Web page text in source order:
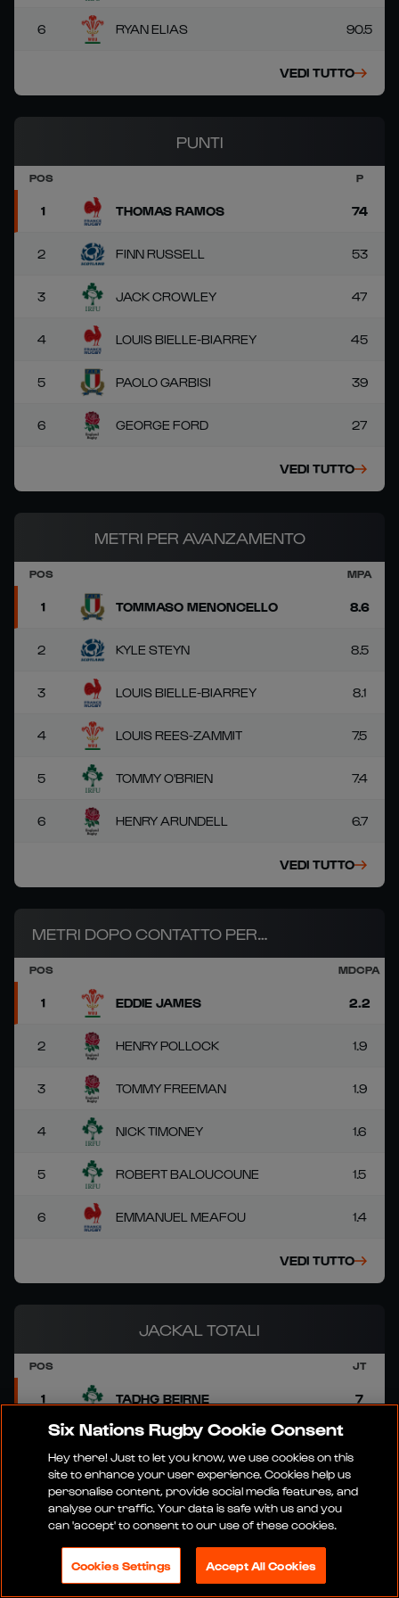
6 RYAN ELIAS 90.5
VEDI TUTTO
PUNTI
POS P
1 THOMAS RAMOS 74
2 FINN RUSSELL 53
3 JACK CROWLEY 47
4 LOUIS BIELLE-BIARREY 45
5 PAOLO GARBISI 39
6 GEORGE FORD 27
VEDI TUTTO
METRI PER AVANZAMENTO
POS MPA
1 TOMMASO MENONCELLO 8.6
2 KYLE STEYN 8.5
3 LOUIS BIELLE-BIARREY 8.1
4 LOUIS REES-ZAMMIT 7.5
5 TOMMY O'BRIEN 7.4
6 HENRY ARUNDELL 6.7
VEDI TUTTO
METRI DOPO CONTATTO PER
AVANZAMENTO
POS MDCPA
1 EDDIE JAMES 2.2
2 HENRY POLLOCK 1.9
3 TOMMY FREEMAN 1.9
4 NICK TIMONEY 1.6
5 ROBERT BALOUCOUNE 1.5
6 EMMANUEL MEAFOU 1.4
VEDI TUTTO
JACKAL TOTALI
POS JT
1 TADHG BEIRNE 7
MARO ITOJE
RORY DARGE 6
TOMMASO MENONCELLO
JAMES BOTHAM
Six Nations Rugby Cookie Consent
Hey there! Just to let you know, we use cookies on this
site to enhance your user experience. Cookies help us
personalise content, provide social media features, and
analyse our traffic. Your data is safe with us and you
can 'accept' to consent to our use of these cookies.
Cookies Settings Accept All Cookies